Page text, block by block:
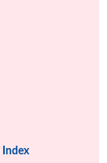
Index